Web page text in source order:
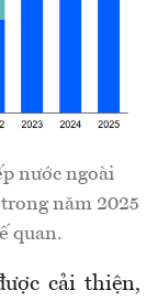
nước ngoài
năm 2025
quan.
cải thiện,